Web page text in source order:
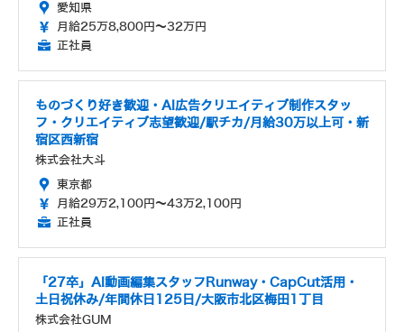
愛知県
月給25万8,800円～32万円
正社員
ものづくり好き歓迎・AI広告クリエイティブ制作スタッ
フ・クリエイティブ志望歓迎/駅チカ/月給30万以上可・新
宿区西新宿
株式会社大斗
東京都
月給29万2,100円～43万2,100円
正社員
「27卒」AI動画編集スタッフRunway・CapCut活用・
土日祝休み/年間休日125日/大阪市北区梅田1丁目
株式会社GUM